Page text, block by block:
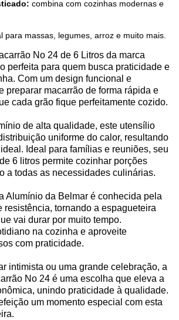
combina com cozinhas modernas e
para massas, legumes, arroz e muito mais.
No 24 de 6 Litros da marca
perfeita para quem busca praticidade e
Com um design funcional e
preparar macarrão de forma rápida e
cada grão fique perfeitamente cozido.
de alta qualidade, este utensílio
uniforme do calor, resultando
Ideal para famílias e reuniões, seu
6 litros permite cozinhar porções
a todas as necessidades culinárias.
Alumínio da Belmar é conhecida pela
resistência, tornando a espagueteira
vai durar por muito tempo.
na cozinha e aproveite
com praticidade.
intimista ou uma grande celebração, a
No 24 é uma escolha que eleva a
unindo praticidade à qualidade.
um momento especial com esta